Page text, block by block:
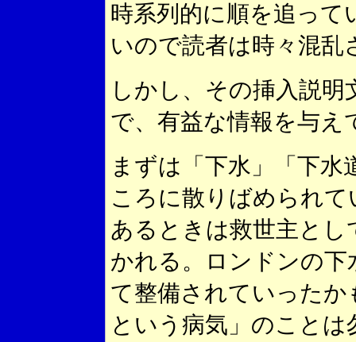
時系列的に順を追って
いので読者は時々混乱
しかし、その挿入説
で、有益な情報を与え
まずは「下水」「下
ころに散りばめられ
あるときは救世主と
かれる。ロンドンの
て整備されていった
という病気」のこと